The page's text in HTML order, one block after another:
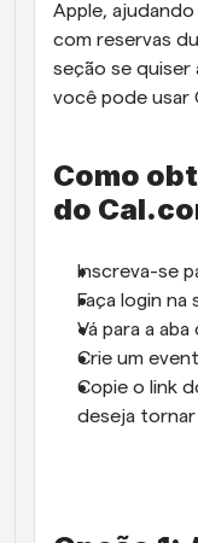
Apple,
com reservas
seção se quiser
você pode usar
Como
do
Inscreva-se
Faça login
Vá para a
Crie um
Copie o link
deseja tornar